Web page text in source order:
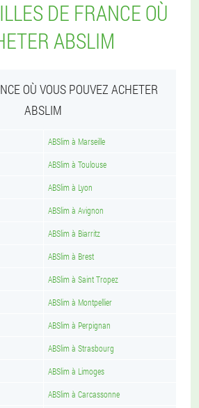
DE FRANCE OÙ
ABSLIM
OÙ VOUS POUVEZ ACHETER
ABSLIM
ABSlim à Marseille
ABSlim à Toulouse
ABSlim à Lyon
ABSlim à Avignon
ABSlim à Biarritz
ABSlim à Brest
ABSlim à Saint Tropez
ABSlim à Montpellier
ABSlim à Perpignan
ABSlim à Strasbourg
ABSlim à Limoges
ABSlim à Carcassonne